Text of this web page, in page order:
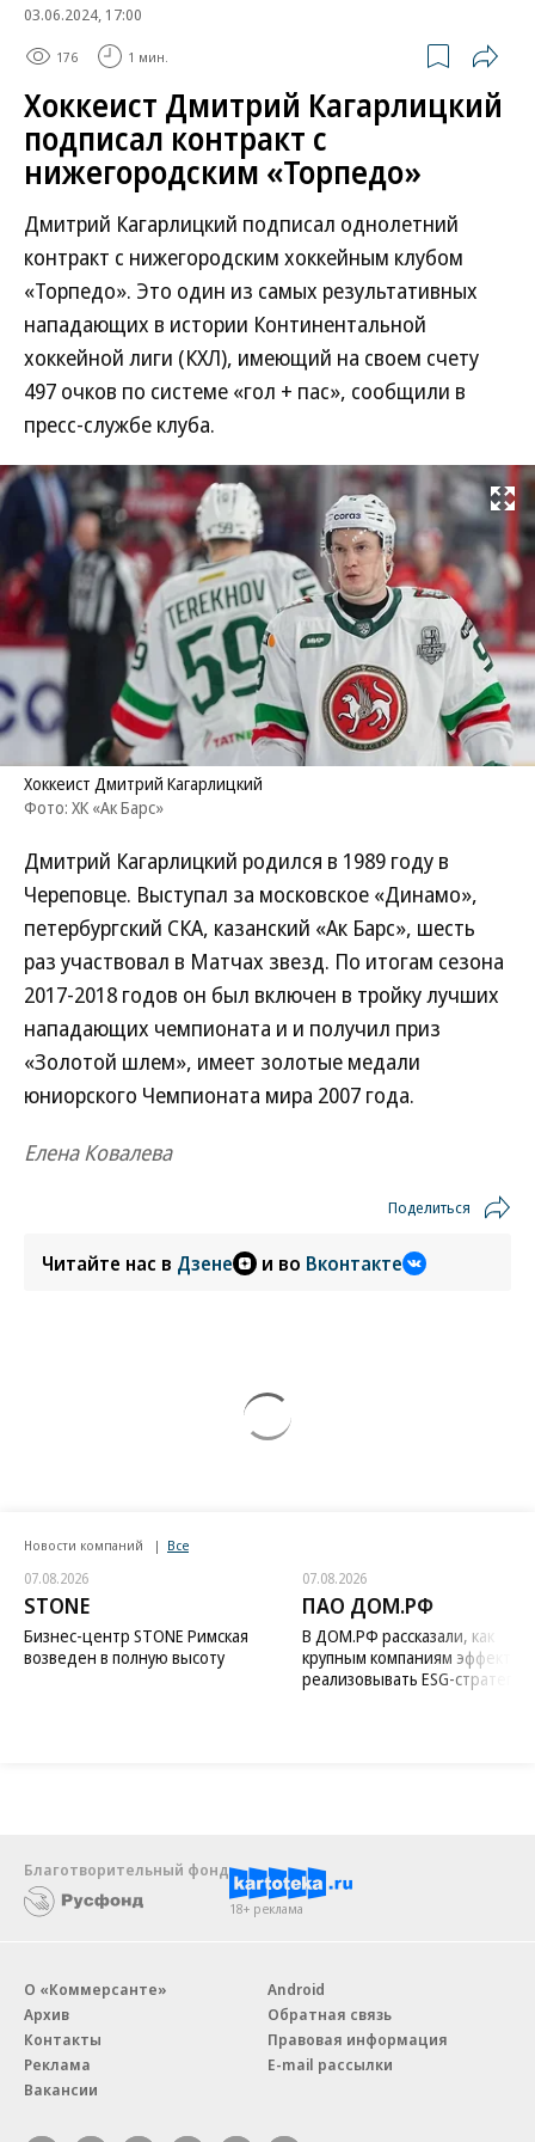
03.06.2024, 17:00
176 1 мин.
Хоккеист Дмитрий Кагарлицкий
подписал контракт с
нижегородским «Торпедо»
Дмитрий Кагарлицкий подписал однолетний
контракт с нижегородским хоккейным клубом
«Торпедо». Это один из самых результативных
нападающих в истории Континентальной
хоккейной лиги (КХЛ), имеющий на своем счету
497 очков по системе «гол + пас», сообщили в
пресс-службе клуба.
Развернуть
Хоккеист Дмитрий Кагарлицкий
Фото: ХК «Ак Барс»
Дмитрий Кагарлицкий родился в 1989 году в
Череповце. Выступал за московское «Динамо»,
петербургский СКА, казанский «Ак Барс», шесть
раз участвовал в Матчах звезд. По итогам сезона
2017-2018 годов он был включен в тройку лучших
нападающих чемпионата и и получил приз
«Золотой шлем», имеет золотые медали
юниорского Чемпионата мира 2007 года.
Елена Ковалева
Поделиться
Читайте нас в Дзене и во Вконтакте
Новости компаний Все
07.08.2026
STONE
Бизнес-центр STONE Римская
возведен в полную высоту
07.08.2026
ПАО ДОМ.РФ
В ДОМ.РФ рассказали, как
крупным компаниям
реализовывать ESG-стратегию
Благотворительный фонд
18+ реклама
О «Коммерсанте»
Архив
Контакты
Реклама
Вакансии
Android
Обратная связь
Правовая информация
E-mail рассылки